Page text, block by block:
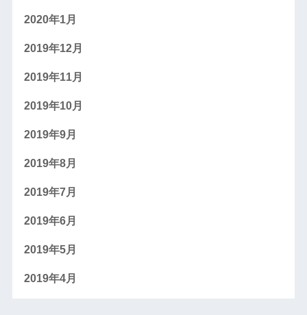
2020年1月
2019年12月
2019年11月
2019年10月
2019年9月
2019年8月
2019年7月
2019年6月
2019年5月
2019年4月